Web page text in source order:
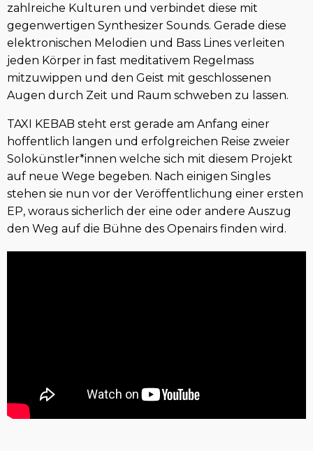
zahlreiche Kulturen und verbindet diese mit
gegenwertigen Synthesizer Sounds. Gerade diese
elektronischen Melodien und Bass Lines verleiten
jeden Körper in fast meditativem Regelmass
mitzuwippen und den Geist mit geschlossenen
Augen durch Zeit und Raum schweben zu lassen.
TAXI KEBAB steht erst gerade am Anfang einer
hoffentlich langen und erfolgreichen Reise zweier
Solokünstler*innen welche sich mit diesem Projekt
auf neue Wege begeben. Nach einigen Singles
stehen sie nun vor der Veröffentlichung einer ersten
EP, woraus sicherlich der eine oder andere Auszug
den Weg auf die Bühne des Openairs finden wird.